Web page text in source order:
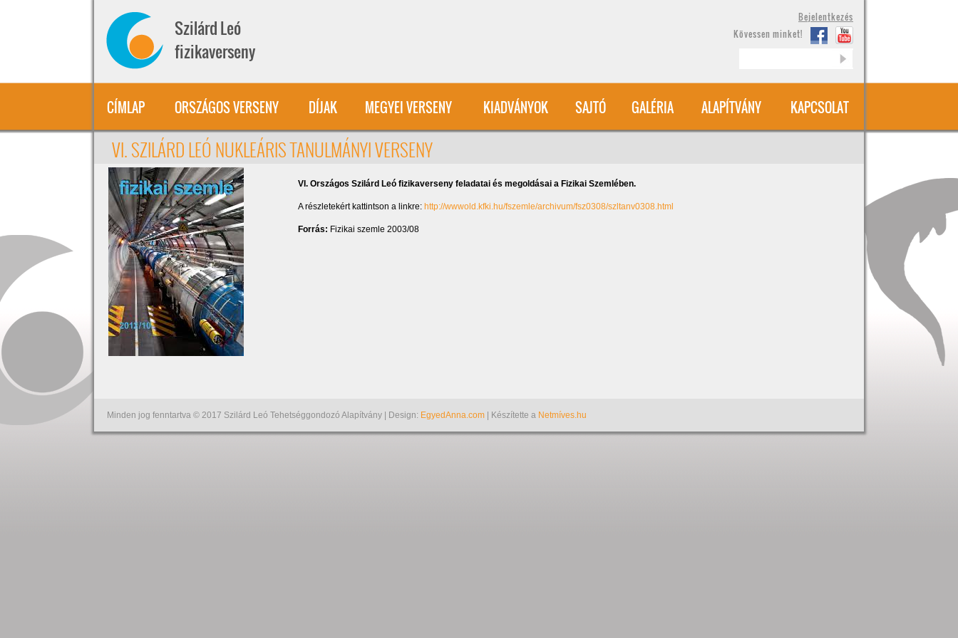
Szilárd Leó
fizikaverseny
Bejelentkezés
Kövessen minket!
CÍMLAP ORSZÁGOS VERSENY DÍJAK MEGYEI VERSENY KIADVÁNYOK SAJTÓ GALÉRIA ALAPÍTVÁNY KAPCSOLAT
VI. SZILÁRD LEÓ NUKLEÁRIS TANULMÁNYI VERSENY
VI. Országos Szilárd Leó fizikaverseny feladatai és megoldásai a Fizikai Szemlében.
A részletekért kattintson a linkre: http://wwwold.kfki.hu/fszemle/archivum/fsz0308/szltanv0308.html
Forrás: Fizikai szemle 2003/08
Minden jog fenntartva © 2017 Szilárd Leó Tehetséggondozó Alapítvány | Design: EgyedAnna.com | Készítette a Netmíves.hu